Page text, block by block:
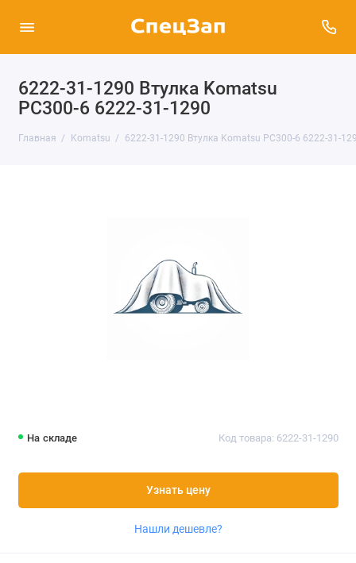
6222-31-1290 Втулка Komatsu
PC300-6 6222-31-1290
Главная Komatsu 6222-31-1290 Втулка Komatsu PC300-6 6222-31-
На складе Код товара: 6222-31-1290
Узнать цену
Нашли дешевле?